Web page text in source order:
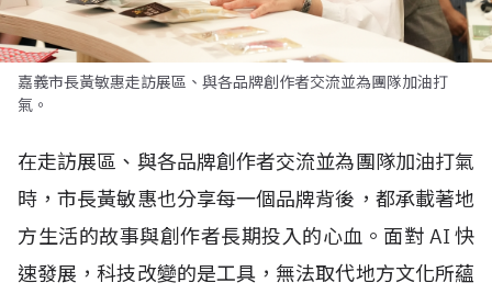
嘉義市長黃敏惠走訪展區、與各品牌創作者交流並為團隊加油打
氣。
在走訪展區、與各品牌創作者交流並為團隊加油打氣
時，市長黃敏惠也分享每一個品牌背後，都承載著地
方生活的故事與創作者長期投入的心血。面對 AI快
速發展，科技改變的是工具，無法取代地方文化所蘊